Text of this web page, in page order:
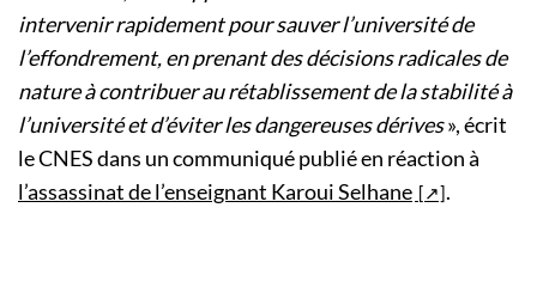
intervenir rapidement pour sauver l’université de
l’effondrement, en prenant des décisions radicales de
nature à contribuer au rétablissement de la stabilité à
l’université et d’éviter les dangereuses dérives», écrit
le CNES dans un communiqué publié en réaction à
l’assassinat de l’enseignant Karoui Selhane
.